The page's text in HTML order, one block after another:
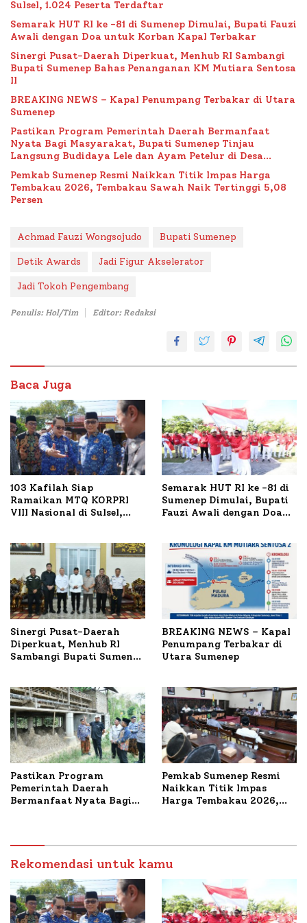
Sulsel, 1.024 Peserta Terdaftar
Semarak HUT RI ke -81 di Sumenep Dimulai, Bupati Fauzi
Awali dengan Doa untuk Korban Kapal Terbakar
Sinergi Pusat-Daerah Diperkuat, Menhub RI Sambangi
Bupati Sumenep Bahas Penanganan KM Mutiara Sentosa
II
BREAKING NEWS – Kapal Penumpang Terbakar di Utara
Sumenep
Pastikan Program Pemerintah Daerah Bermanfaat
Nyata Bagi Masyarakat, Bupati Sumenep Tinjau
Langsung Budidaya Lele dan Ayam Petelur di Desa
Pemkab Sumenep Resmi Naikkan Titik Impas Harga
Tembakau 2026, Tembakau Sawah Naik Tertinggi 5,08
Persen
Achmad Fauzi Wongsojudo Bupati Sumenep
Detik Awards Jadi Figur Akselerator
Jadi Tokoh Pengembang
Penulis: Hol/Tim Editor: Redaksi
Baca Juga
103 Kafilah Siap
Ramaikan MTQ KORPRI
VIII Nasional di Sulsel,
Semarak HUT RI ke -81 di
Sumenep Dimulai, Bupati
Fauzi Awali dengan Doa
Sinergi Pusat-Daerah
Diperkuat, Menhub RI
Sambangi Bupati Sumenep
BREAKING NEWS – Kapal
Penumpang Terbakar di
Utara Sumenep
Pastikan Program
Pemerintah Daerah
Bermanfaat Nyata Bagi
Petelur di Desa Bataal
Timur
Pemkab Sumenep Resmi
Naikkan Titik Impas
Harga Tembakau 2026,
Rekomendasi untuk kamu